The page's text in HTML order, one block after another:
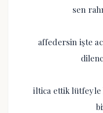
sen
affedersin işte
iltica ettik lütfeyle